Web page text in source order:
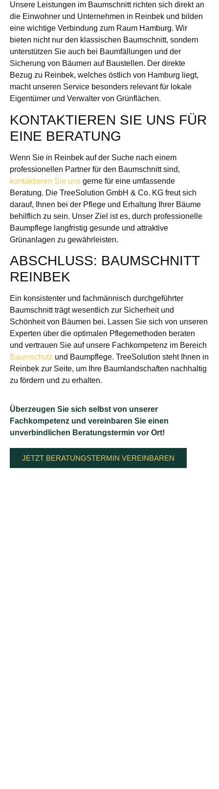
Unsere Leistungen im Baumschnitt richten sich direkt an
die Einwohner und Unternehmen in Reinbek und bilden
eine wichtige Verbindung zum Raum Hamburg. Wir
bieten nicht nur den klassischen Baumschnitt, sondern
unterstützen Sie auch bei Baumfällungen und der
Sicherung von Bäumen auf Baustellen. Der direkte
Bezug zu Reinbek, welches östlich von Hamburg liegt,
macht unseren Service besonders relevant für lokale
Eigentümer und Verwalter von Grünflächen.
KONTAKTIEREN SIE UNS FÜR
EINE BERATUNG
Wenn Sie in Reinbek auf der Suche nach einem
professionellen Partner für den Baumschnitt sind,
kontaktieren Sie uns gerne für eine umfassende
Beratung. Die TreeSolution GmbH & Co. KG freut sich
darauf, Ihnen bei der Pflege und Erhaltung Ihrer Bäume
behilflich zu sein. Unser Ziel ist es, durch professionelle
Baumpflege langfristig gesunde und attraktive
Grünanlagen zu gewährleisten.
ABSCHLUSS: BAUMSCHNITT
REINBEK
Ein konsistenter und fachmännisch durchgeführter
Baumschnitt trägt wesentlich zur Sicherheit und
Schönheit von Bäumen bei. Lassen Sie sich von unseren
Experten über die optimalen Pflegemethoden beraten
und vertrauen Sie auf unsere Fachkompetenz im Bereich
Baumschutz und Baumpflege. TreeSolution steht Ihnen in
Reinbek zur Seite, um Ihre Baumlandschaften nachhaltig
zu fördern und zu erhalten.
Überzeugen Sie sich selbst von unserer
Fachkompetenz und vereinbaren Sie einen
unverbindlichen Beratungstermin vor Ort!
JETZT BERATUNGSTERMIN VEREINBAREN